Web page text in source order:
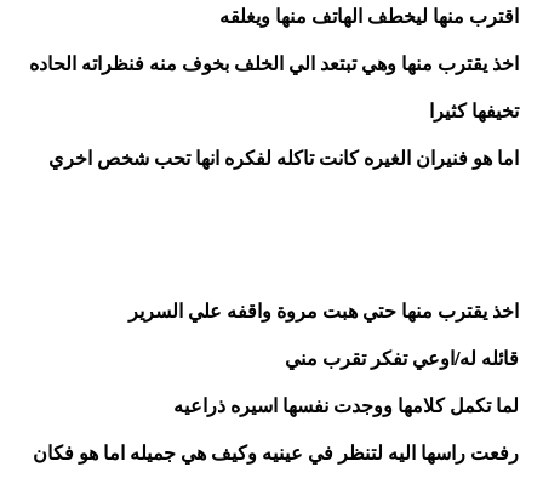
اقترب منها ليخطف الهاتف منها ويغلقه
تخيفها كثيرا
اما هو فنيران الغيره كانت تاكله لفكره انها تحب شخص اخري
اخذ يقترب منها حتي هبت مروة واقفه علي السرير
قائله له/اوعي تفكر تقرب مني
لما تكمل كلامها ووجدت نفسها اسيره ذراعيه